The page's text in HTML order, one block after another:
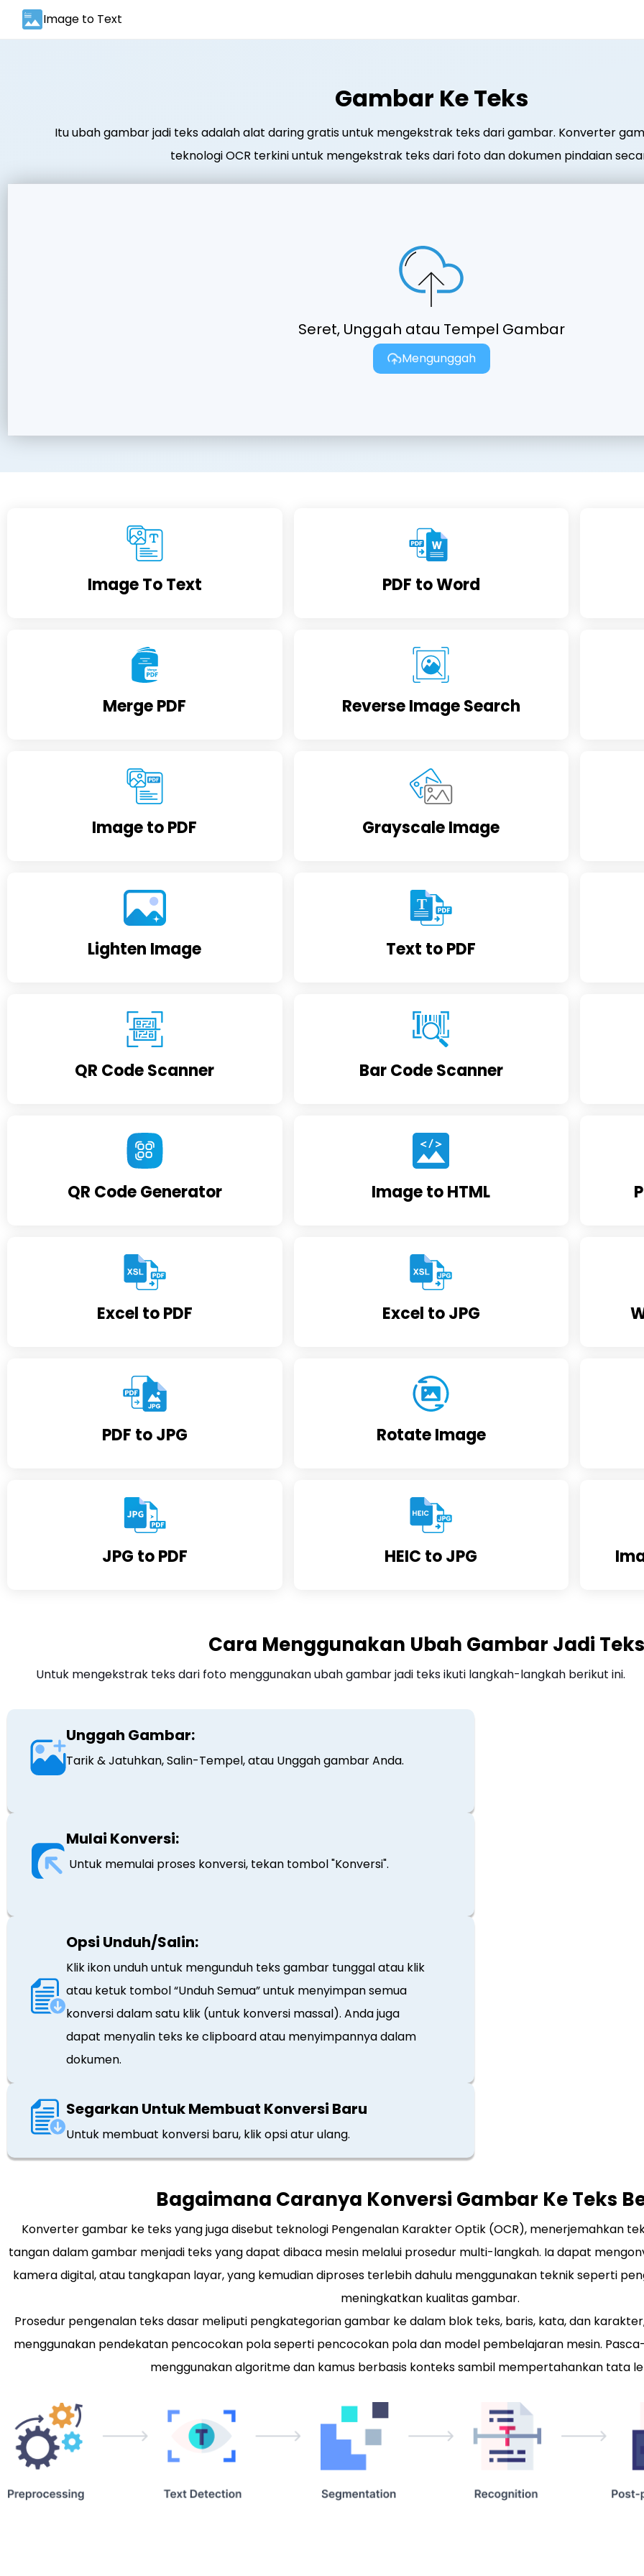
Image to Text
Gambar Ke Teks
Itu ubah gambar jadi teks adalah alat daring gratis untuk mengekstrak teks dari gambar. Konverter
teknologi OCR terkini untuk mengekstrak teks dari foto dan dokumen pindaian
Seret, Unggah atau Tempel Gambar
Mengunggah
Image To Text PDF to Word
Merge PDF Reverse Image Search
Image to PDF Grayscale Image
Lighten Image Text to PDF
QR Code Scanner Bar Code Scanner
QR Code Generator Image to HTML
Excel to PDF Excel to JPG
PDF to JPG Rotate Image
JPG to PDF HEIC to JPG
Cara Menggunakan Ubah Gambar Jadi
Untuk mengekstrak teks dari foto menggunakan ubah gambar jadi teks ikuti langkah-langkah berikut ini.
Unggah Gambar:
Tarik & Jatuhkan, Salin-Tempel, atau Unggah gambar Anda.
Mulai Konversi:
Untuk memulai proses konversi, tekan tombol "Konversi".
Opsi Unduh/Salin:
Klik ikon unduh untuk mengunduh teks gambar tunggal atau klik
atau ketuk tombol “Unduh Semua” untuk menyimpan semua
konversi dalam satu klik (untuk konversi massal). Anda juga
dapat menyalin teks ke clipboard atau menyimpannya dalam
dokumen.
Segarkan Untuk Membuat Konversi Baru
Untuk membuat konversi baru, klik opsi atur ulang.
Bagaimana Caranya Konversi Gambar Ke Teks
Konverter gambar ke teks yang juga disebut teknologi Pengenalan Karakter Optik (OCR), menerjemahkan
tangan dalam gambar menjadi teks yang dapat dibaca mesin melalui prosedur multi-langkah. Ia dapat
kamera digital, atau tangkapan layar, yang kemudian diproses terlebih dahulu menggunakan teknik seperti
meningkatkan kualitas gambar.
Prosedur pengenalan teks dasar meliputi pengkategorian gambar ke dalam blok teks, baris, kata, dan
menggunakan pendekatan pencocokan pola seperti pencocokan pola dan model pembelajaran mesin.
menggunakan algoritme dan kamus berbasis konteks sambil mempertahankan tata